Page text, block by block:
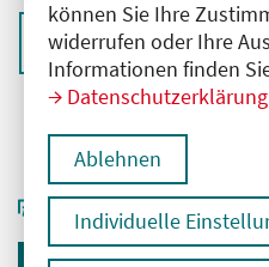
können Sie Ihre
widerrufen oder Ihre
Informationen finden
Datenschutzerklärung
Ablehnen
Individuelle
Sortieren nach